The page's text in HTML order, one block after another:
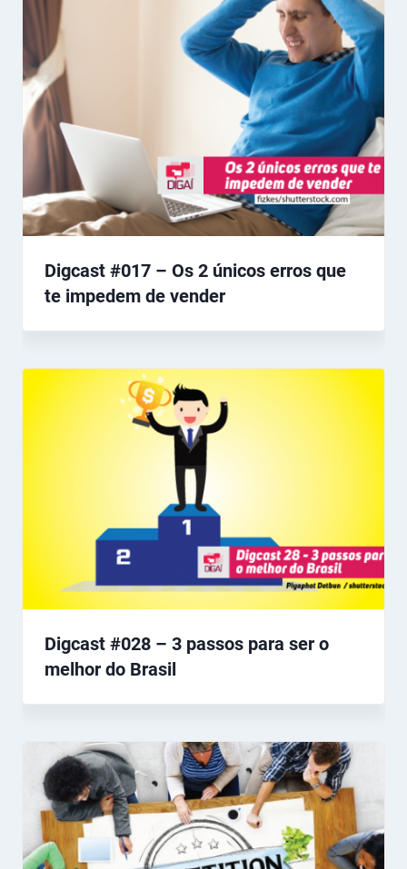
Digcast #017 – Os 2 únicos erros que
te impedem de vender
Digcast #028 – 3 passos para ser o
melhor do Brasil